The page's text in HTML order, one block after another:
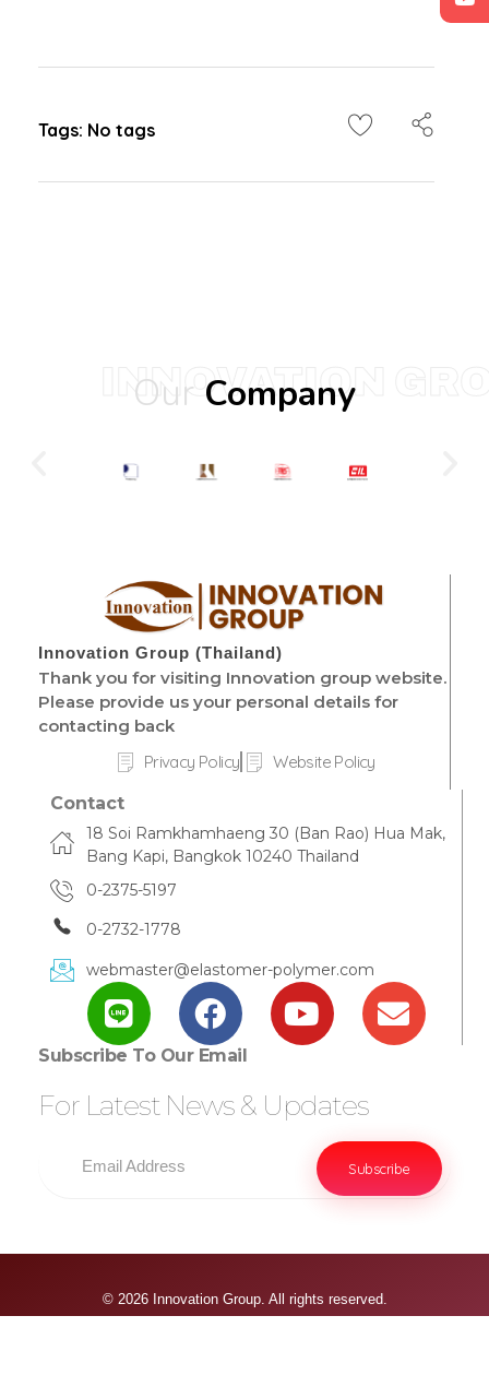
Tags: No tags
INNOVATION
Our Company
Innovation Group (Thailand)
Thank you for visiting Innovation group website.
Please provide us your personal details for
contacting back
Privacy Policy
Website Policy
Contact
18 Soi Ramkhamhaeng 30 (Ban Rao) Hua Mak,
Bang Kapi, Bangkok 10240 Thailand
0-2375-5197
0-2732-1778
webmaster@elastomer-polymer.com
Subscribe To Our Email
For Latest News & Updates
© 2026 Innovation Group. All rights reserved.